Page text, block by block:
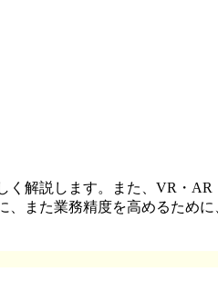
解説します。また、VR・
また業務精度を高めるため